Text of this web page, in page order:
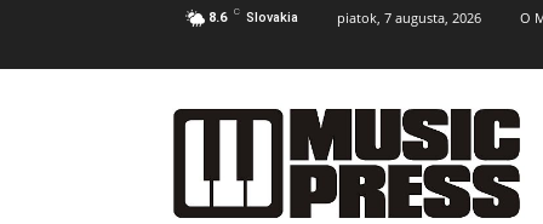
8.6 C Slovakia piatok, 7 augusta, 2026 O